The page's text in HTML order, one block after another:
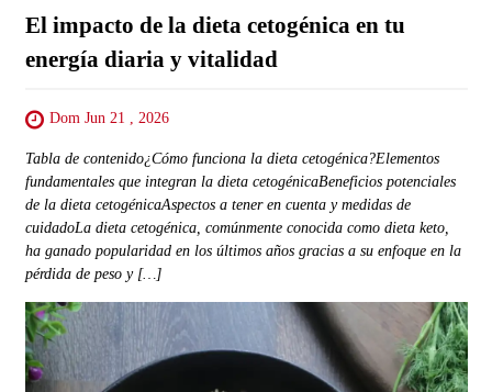
El impacto de la dieta cetogénica en tu
energía diaria y vitalidad
Dom Jun 21 , 2026
Tabla de contenido¿Cómo funciona la dieta cetogénica?Elementos
fundamentales que integran la dieta cetogénicaBeneficios potenciales
de la dieta cetogénicaAspectos a tener en cuenta y medidas de
cuidadoLa dieta cetogénica, comúnmente conocida como dieta keto,
ha ganado popularidad en los últimos años gracias a su enfoque en la
pérdida de peso y […]